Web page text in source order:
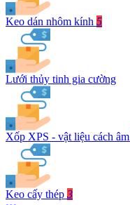
Keo dán nhôm kính 5
Lưới thủy tinh gia cường
Xốp XPS - vật liệu cách âm
Keo cấy thép 3